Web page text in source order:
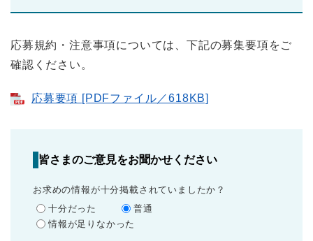
応募規約・注意事項については、下記の募集要項をご
確認ください。
応募要項 [PDFファイル／618KB]
皆さまのご意見をお聞かせください
お求めの情報が十分掲載されていましたか？
十分だった
普通
情報が足りなかった